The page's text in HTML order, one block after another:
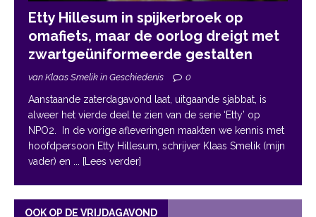
Etty Hillesum in spijkerbroek op
omafiets, maar de oorlog dreigt met
zwartgeüniformeerde gestalten
van Klaas Smelik in Geschiedenis 0
Aanstaande zaterdagavond laat, uitgaande sjabbat, is
alweer het vierde deel te zien van de serie ‘Etty’ op
NPO2. In de vorige afleveringen maakten we kennis met
hoofdpersoon Etty Hillesum, schrijver Klaas Smelik (mijn
vader) en
... [Lees verder]
OOK OP DE VRIJDAGAVOND